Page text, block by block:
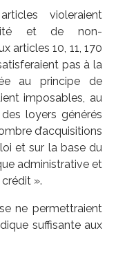
violeraient
et de non-
articles 10, 11, 170
pas à la
au principe de
imposables, au
loyers générés
d’acquisitions
et sur la base du
administrative et
».
ne permettraient
suffisante aux